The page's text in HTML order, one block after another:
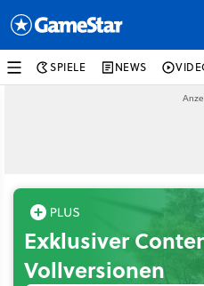
SPIELE NEWS
Exklusiver
Vollversionen